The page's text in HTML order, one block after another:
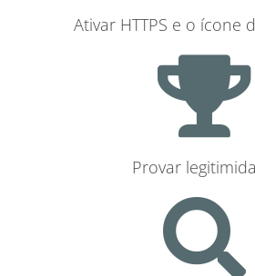
Ativar HTTPS e o ícone
Provar